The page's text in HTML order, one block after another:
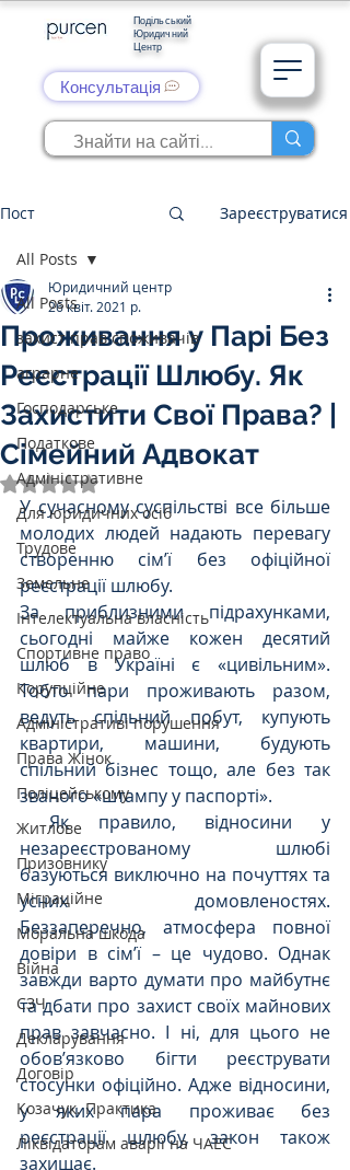
Подільський
Юридичний
Центр
Консультація
Пост Зареєструватися
All Posts
захист прав споживачів
аграрне
Господарське
Податкове
Адміністративне
Для юридичних осіб
Трудове
Земельне
Інтелектуальна власність
Спортивне право
Корупційне
Адміністративі порушення
Права Жінок
Поліцейському
Житлове
Призовнику
Міграційне
Моральна шкода
Війна
СЗЧ
Декларування
Договір
Козачук. Практика
Ліквідаторам аварії на ЧАЕС
All Posts
Проживання у Парі Без
Реєстрації Шлюбу. Як
Захистити Свої Права? |
Сімейний Адвокат
Юридичний центр
26 квіт. 2021 р.
Оцінка: NaN з 5 зірок.
У сучасному суспільстві все більше
молодих людей надають перевагу
створенню сім’ї без офіційної
реєстрації шлюбу.
За приблизними підрахунками,
сьогодні майже кожен десятий
шлюб в Україні є «цивільним».
Тобто пари проживають разом,
ведуть спільний побут, купують
квартири, машини, будують
спільний бізнес тощо, але без так
званого «штампу у паспорті».
Як правило, відносини у
незареєстрованому шлюбі
базуються виключно на почуттях та
усних домовленостях.
Беззаперечно, атмосфера повної
довіри в сім’ї – це чудово. Однак
завжди варто думати про майбутнє
та дбати про захист своїх майнових
прав завчасно. І ні, для цього не
обов’язково бігти реєструвати
стосунки офіційно. Адже відносини,
у яких пара проживає без
реєстрації шлюбу, закон також
захищає.